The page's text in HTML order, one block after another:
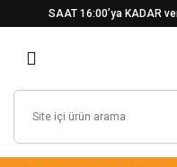
SAAT 16:00’ya KADAR